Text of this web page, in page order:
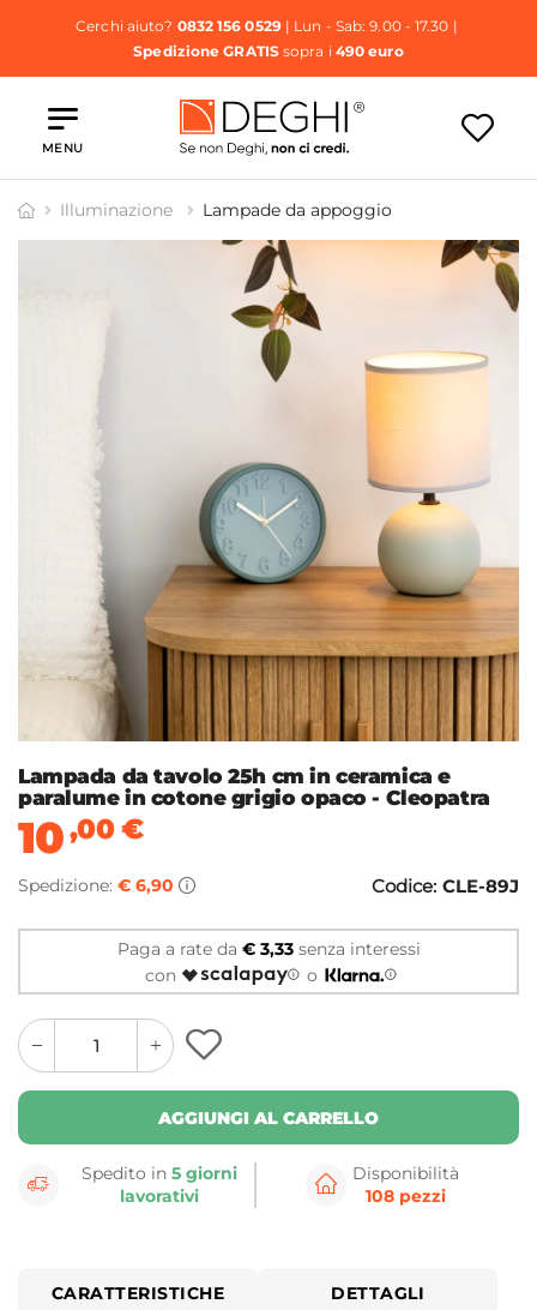
Cerchi aiuto? 0832 156 0529| Lun - Sab: 9.00 - 17.30 |
Spedizione GRATISsopra i 490 euro
MENU
Illuminazione Lampade da appoggio
Lampada da tavolo 25h cm in ceramica e
paralume in cotone grigio opaco - Cleopatra
10,00€
Spedizione: € 6,90 Codice: CLE-89J
Paga a rate da € 3,33senza interessi
con
o
quantity
button
quantity
minus
button
AGGIUNGI AL CARRELLO
Spedito in5 giorni
lavorativi
Disponibilità
108 pezzi
CARATTERISTICHE DETTAGLI